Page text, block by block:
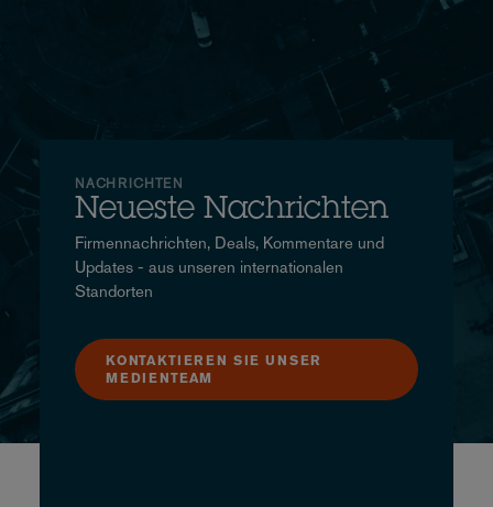
NACHRICHTEN
Neueste Nachrichten
Firmennachrichten, Deals, Kommentare und
Updates - aus unseren internationalen
Standorten
KONTAKTIEREN SIE UNSER
MEDIENTEAM